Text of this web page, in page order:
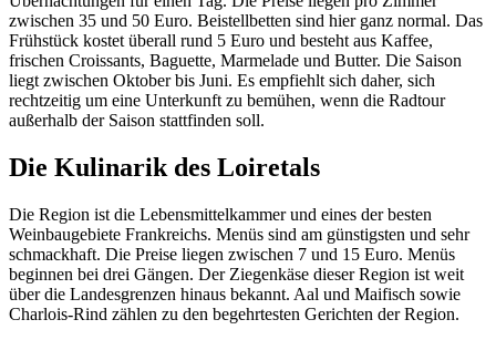
zwischen 35 und 50 Euro. Beistellbetten sind hier ganz normal. Das
Frühstück kostet überall rund 5 Euro und besteht aus Kaffee,
frischen Croissants, Baguette, Marmelade und Butter. Die Saison
liegt zwischen Oktober bis Juni. Es empfiehlt sich daher, sich
rechtzeitig um eine Unterkunft zu bemühen, wenn die Radtour
außerhalb der Saison stattfinden soll.
Die Kulinarik des Loiretals
Die Region ist die Lebensmittelkammer und eines der besten
Weinbaugebiete Frankreichs. Menüs sind am günstigsten und sehr
schmackhaft. Die Preise liegen zwischen 7 und 15 Euro. Menüs
beginnen bei drei Gängen. Der Ziegenkäse dieser Region ist weit
über die Landesgrenzen hinaus bekannt. Aal und Maifisch sowie
Charlois-Rind zählen zu den begehrtesten Gerichten der Region.